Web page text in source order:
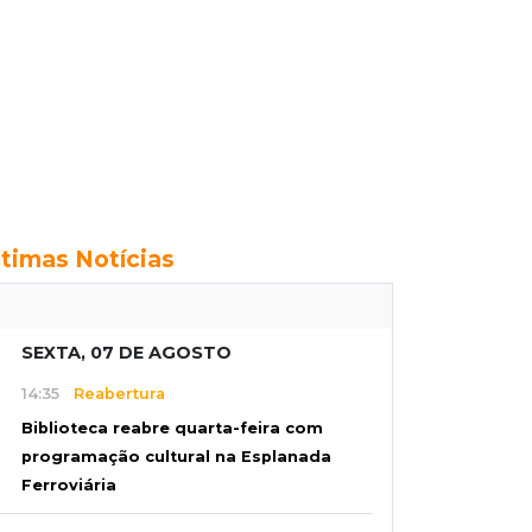
Notícias
SEXTA, 07 DE AGOSTO
14:35 Reabertura
Biblioteca reabre quarta-feira com
programação cultural na Esplanada
Ferroviária